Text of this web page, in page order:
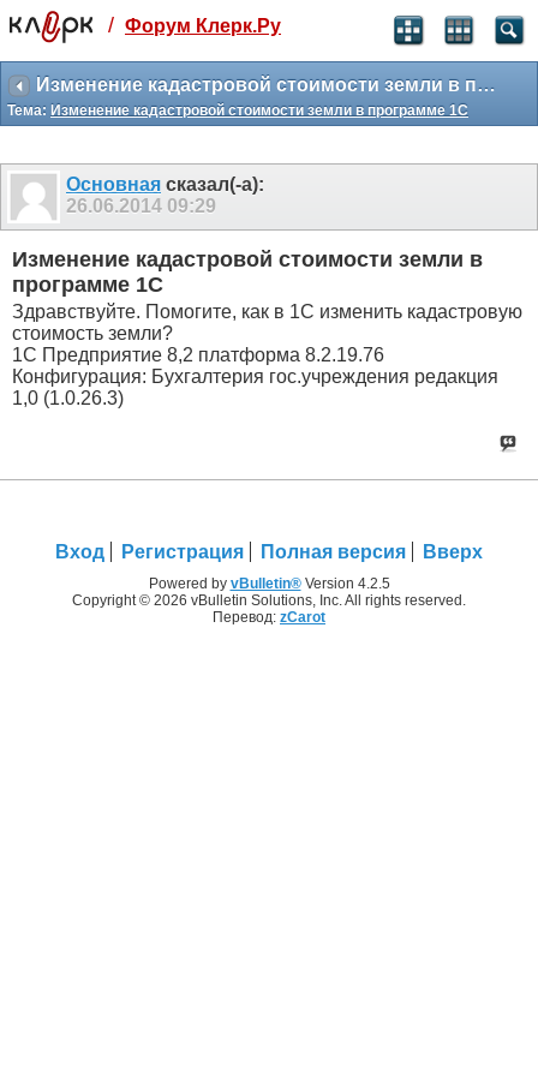
Святые угодники, Клерк без рекламы
прекрасен:)
месяц
3 месяца
259
₽
-10%
499 ₽
-15%
Отмена Оплатить
/ Форум Клерк.Ру
Изменение кадастровой стоимости земли в программе 1С
Тема: Изменение кадастровой стоимости земли в программе 1С
Основная сказал(-а):
26.06.2014 09:29
Изменение кадастровой стоимости земли в
программе 1С
Здравствуйте. Помогите, как в 1С изменить кадастровую
стоимость земли?
1С Предприятие 8,2 платформа 8.2.19.76
Конфигурация: Бухгалтерия гос.учреждения редакция
1,0 (1.0.26.3)
Вход Регистрация Полная версия Вверх
Powered by vBulletin®Version 4.2.5
Copyright © 2026 vBulletin Solutions, Inc. All rights reserved.
Перевод: zCarot